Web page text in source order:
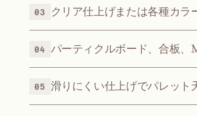
03 クリア仕上げまたは各種カラ
04 パーティクルボード、合板
05 滑りにくい仕上げでパレット